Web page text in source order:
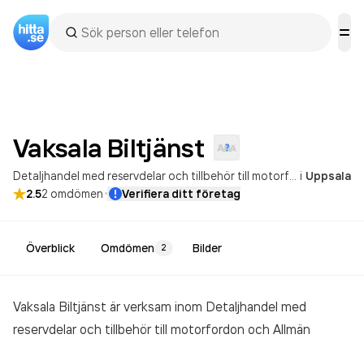
Vaksala Biltjänst
i Uppsala
2.52 omdömen· Verifiera ditt företag
Överblick Omdömen 2 Bilder
Vaksala Biltjänst är verksam inom Detaljhandel med
reservdelar och tillbehör till motorfordon och Allmän